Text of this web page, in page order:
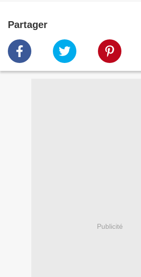
Partager
Publicité